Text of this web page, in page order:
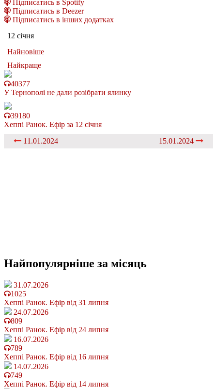
Підписатись в Spotify
Підписатись в Deezer
Підписатись в інших додатках
12 січня
Найновіше
Найкраще
40377
У Тернополі не дали розібрати ялинку
39180
Хеппі Ранок. Ефір за 12 січня
11.01.2024
15.01.2024
Найпопулярніше за місяць
31.07.2026
1025
Хеппі Ранок. Ефір від 31 липня
24.07.2026
809
Хеппі Ранок. Ефір від 24 липня
16.07.2026
789
Хеппі Ранок. Ефір від 16 липня
14.07.2026
749
Хеппі Ранок. Ефір від 14 липня